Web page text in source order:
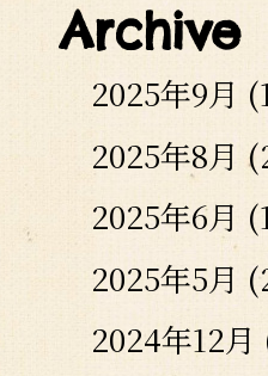
Archive
2025年9月
2025年8月
2025年6月
2025年5月
2024年12月